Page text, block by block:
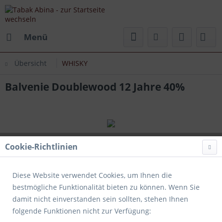
Menü
Übersicht WHISKY
Balvenie Doublewood 12 Jahre 40%
Cookie-Richtlinien
Diese Website verwendet Cookies, um Ihnen die
bestmögliche Funktionalität bieten zu können. Wenn Sie
damit nicht einverstanden sein sollten, stehen Ihnen
folgende Funktionen nicht zur Verfügung: